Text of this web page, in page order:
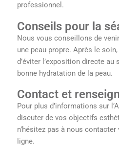
professionnel.
Conseils pour la
Nous vous conseillons de
une peau propre. Après le
d’éviter l’exposition directe
bonne hydratation de la peau.
Contact et
Pour plus d’informations sur
discuter de vos objectifs
n’hésitez pas à nous
ligne.